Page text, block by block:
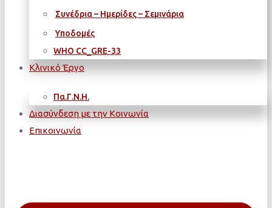
Συνέδρια – Ημερίδες – Σεμινάρια
Υποδομές
WΗΟ CC_GRE-33
Κλινικό Έργο
Πα.Γ.Ν.Η.
Διασύνδεση με την Κοινωνία
Επικοινωνία